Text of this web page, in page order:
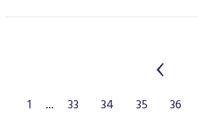
1 ... 33 34 35 36